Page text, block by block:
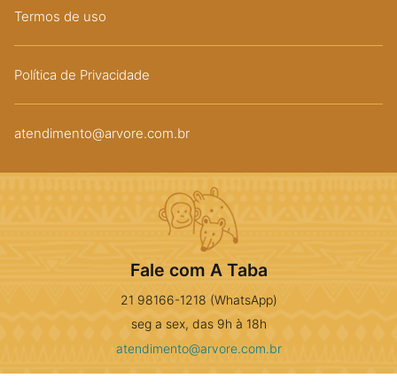
Termos de uso
Política de Privacidade
atendimento@arvore.com.br
Fale com A Taba
21 98166-1218 (WhatsApp)
seg a sex, das 9h à 18h
atendimento@arvore.com.br